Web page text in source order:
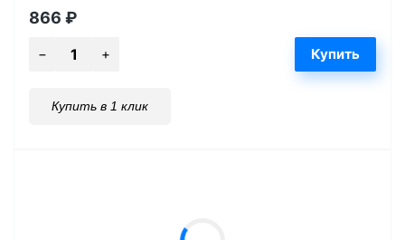
866 ₽
Купить в 1 клик